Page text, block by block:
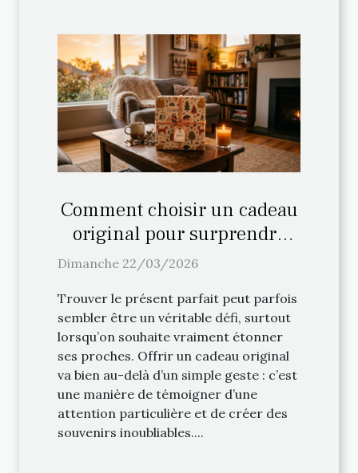
Comment choisir un cadeau
original pour surprendre
vos proches ?
Dimanche 22/03/2026
Trouver le présent parfait peut parfois
sembler être un véritable défi, surtout
lorsqu’on souhaite vraiment étonner
ses proches. Offrir un cadeau original
va bien au-delà d’un simple geste : c’est
une manière de témoigner d’une
attention particulière et de créer des
souvenirs inoubliables....